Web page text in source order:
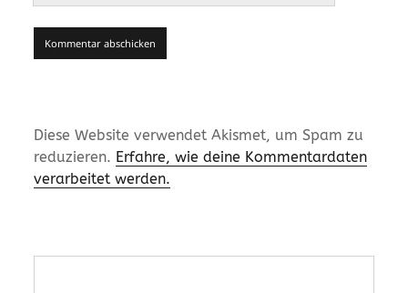
Diese Website verwendet Akismet, um Spam zu
reduzieren. Erfahre, wie deine Kommentardaten
verarbeitet werden.